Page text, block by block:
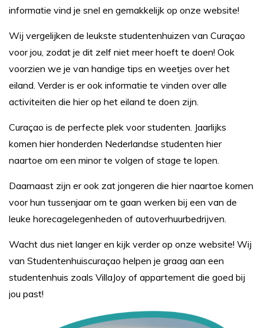
informatie vind je snel en gemakkelijk op onze website!
Wij vergelijken de leukste studentenhuizen van Curaçao
voor jou, zodat je dit zelf niet meer hoeft te doen! Ook
voorzien we je van handige tips en weetjes over het
eiland. Verder is er ook informatie te vinden over alle
activiteiten die hier op het eiland te doen zijn.
Curaçao is de perfecte plek voor studenten. Jaarlijks
komen hier honderden Nederlandse studenten hier
naartoe om een minor te volgen of stage te lopen.
Daarnaast zijn er ook zat jongeren die hier naartoe komen
voor hun tussenjaar om te gaan werken bij een van de
leuke horecagelegenheden of autoverhuurbedrijven.
Wacht dus niet langer en kijk verder op onze website! Wij
van Studentenhuiscuraçao helpen je graag aan een
studentenhuis zoals VillaJoy of appartement die goed bij
jou past!